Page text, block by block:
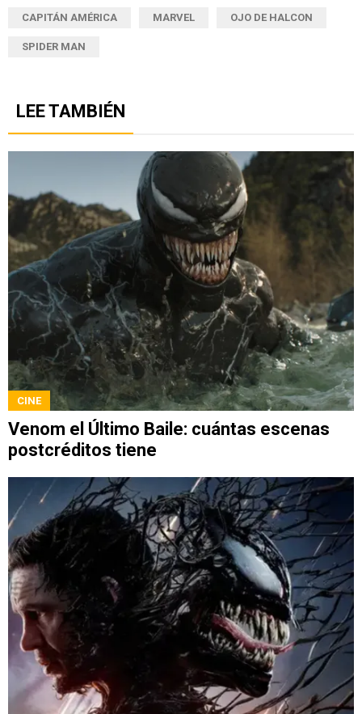
CAPITÁN AMÉRICA MARVEL OJO DE HALCON
SPIDER MAN
LEE TAMBIÉN
CINE
Venom el Último Baile: cuántas escenas
postcréditos tiene